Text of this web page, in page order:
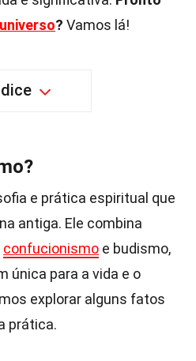
universo? Vamos lá!
e prática espiritual que
antiga. Ele combina
confucionismo e budismo,
única para a vida e o
explorar alguns fatos
prática.